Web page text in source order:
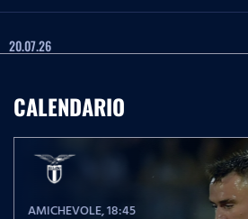
20.07.26
23.05.26
Serie A Enilive | Lazio-Pisa, le parole
CALENDARIO
AMICHEVOLE, 18:45